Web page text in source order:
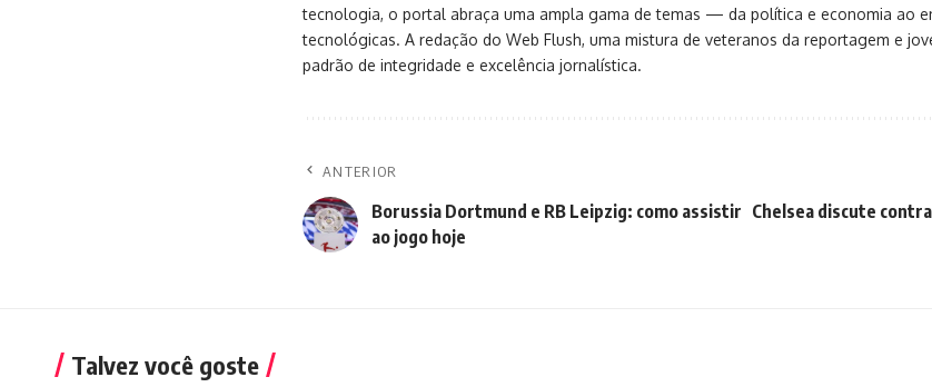
tecnologia, o portal abraça uma ampla gama de temas — da política e economia ao
tecnológicas. A redação do Web Flush, uma mistura de veteranos da reportagem e
padrão de integridade e excelência jornalística.
ANTERIOR
Borussia Dortmund e RB Leipzig: como assistir
ao jogo hoje
Chelsea discute
Talvez você goste